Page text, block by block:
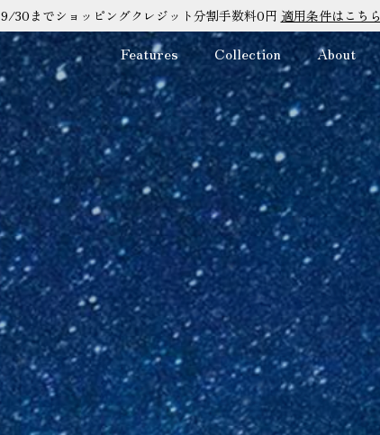
9/30までショッピングクレジット分割手数料0円 適用条件はこちら
Features Collection About